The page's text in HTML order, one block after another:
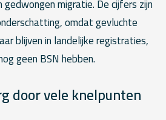
migratie. De cijfers zijn
omdat gevluchte
blijven in landelijke registraties,
geen BSN hebben.
door vele knelpunten